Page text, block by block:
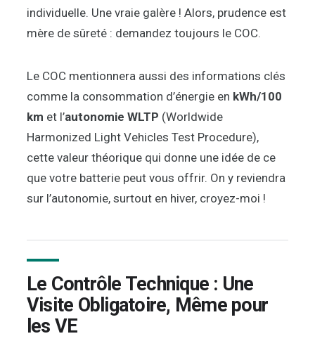
individuelle. Une vraie galère ! Alors, prudence est
mère de sûreté : demandez toujours le COC.
Le COC mentionnera aussi des informations clés
comme la consommation d’énergie en kWh/100
km et l’autonomie WLTP (Worldwide
Harmonized Light Vehicles Test Procedure),
cette valeur théorique qui donne une idée de ce
que votre batterie peut vous offrir. On y reviendra
sur l’autonomie, surtout en hiver, croyez-moi !
Le Contrôle Technique : Une
Visite Obligatoire, Même pour
les VE